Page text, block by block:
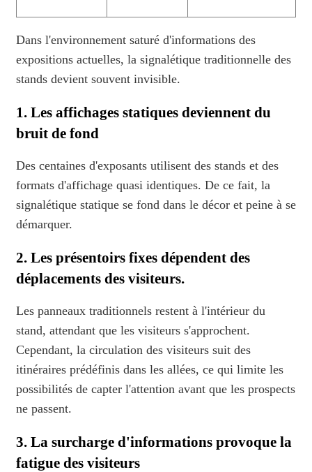
Dans l'environnement saturé d'informations des
expositions actuelles, la signalétique traditionnelle des
stands devient souvent invisible.
1. Les affichages statiques deviennent du
bruit de fond
Des centaines d'exposants utilisent des stands et des
formats d'affichage quasi identiques. De ce fait, la
signalétique statique se fond dans le décor et peine à se
démarquer.
2. Les présentoirs fixes dépendent des
déplacements des visiteurs.
Les panneaux traditionnels restent à l'intérieur du
stand, attendant que les visiteurs s'approchent.
Cependant, la circulation des visiteurs suit des
itinéraires prédéfinis dans les allées, ce qui limite les
possibilités de capter l'attention avant que les prospects
ne passent.
3. La surcharge d'informations provoque la
fatigue des visiteurs